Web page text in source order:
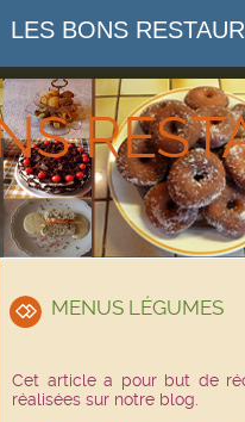
LES BONS
MENUS LÉGUMES
Cet article a pour but de
réalisées sur notre blog.